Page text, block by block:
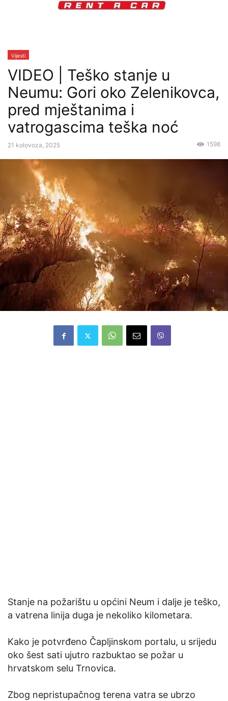
Vijesti
VIDEO | Teško stanje u
Neumu: Gori oko Zelenikovca,
pred mještanima i
vatrogascima teška noć
21 kolovoza, 2025 1598
Stanje na požarištu u općini Neum i dalje je teško,
a vatrena linija duga je nekoliko kilometara.
Kako je potvrđeno Čapljinskom portalu, u srijedu
oko šest sati ujutro razbuktao se požar u
hrvatskom selu Trnovica.
Zbog nepristupačnog terena vatra se ubrzo